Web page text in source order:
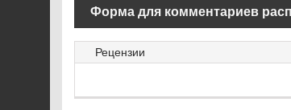
Форма для комментариев
Рецензии